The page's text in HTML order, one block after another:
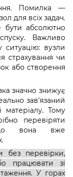
Помилка —
для всіх задач.
бути абсолютно
Важливо
ситуацію: вузли
страхування чи
або створення
значно знижує
зав’язаний
матеріалу. Тому
перевіряти
вона вже
без перевірки,
працювати зі
У горах